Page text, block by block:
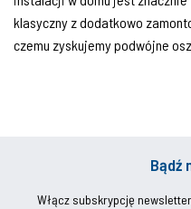
klasyczny z dodatkowo
czemu zyskujemy podwójne
Bądź
Włącz subskrypcję